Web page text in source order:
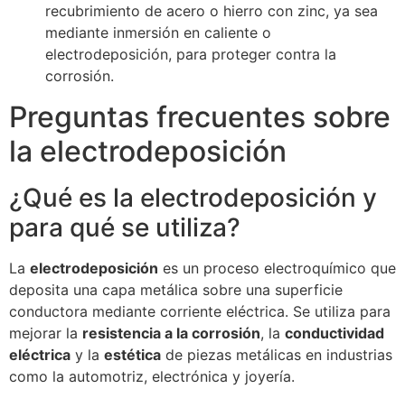
recubrimiento de acero o hierro con zinc, ya sea
mediante inmersión en caliente o
electrodeposición, para proteger contra la
corrosión.
Preguntas frecuentes sobre
la electrodeposición
¿Qué es la electrodeposición y
para qué se utiliza?
La electrodeposición es un proceso electroquímico que
deposita una capa metálica sobre una superficie
conductora mediante corriente eléctrica. Se utiliza para
mejorar la resistencia a la corrosión, la conductividad
eléctrica y la estética de piezas metálicas en industrias
como la automotriz, electrónica y joyería.